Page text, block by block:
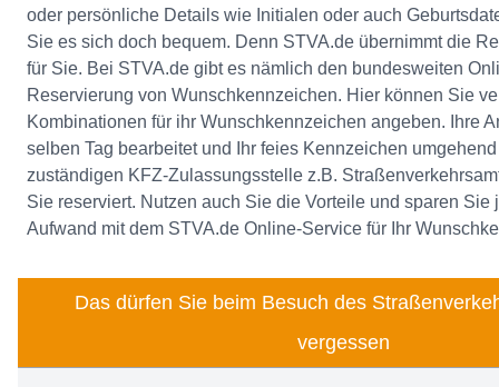
oder persönliche Details wie Initialen oder auch
Sie es sich doch bequem. Denn STVA.de übernimmt die
für Sie. Bei STVA.de gibt es nämlich den bundesweiten
Reservierung von Wunschkennzeichen. Hier können Sie
Kombinationen für ihr Wunschkennzeichen angeben. Ihre
selben Tag bearbeitet und Ihr feies Kennzeichen
zuständigen KFZ-Zulassungsstelle z.B.
Sie reserviert. Nutzen auch Sie die Vorteile und sparen Sie
Aufwand mit dem STVA.de Online-Service für Ihr
Das dürfen Sie beim Besuch des
vergessen